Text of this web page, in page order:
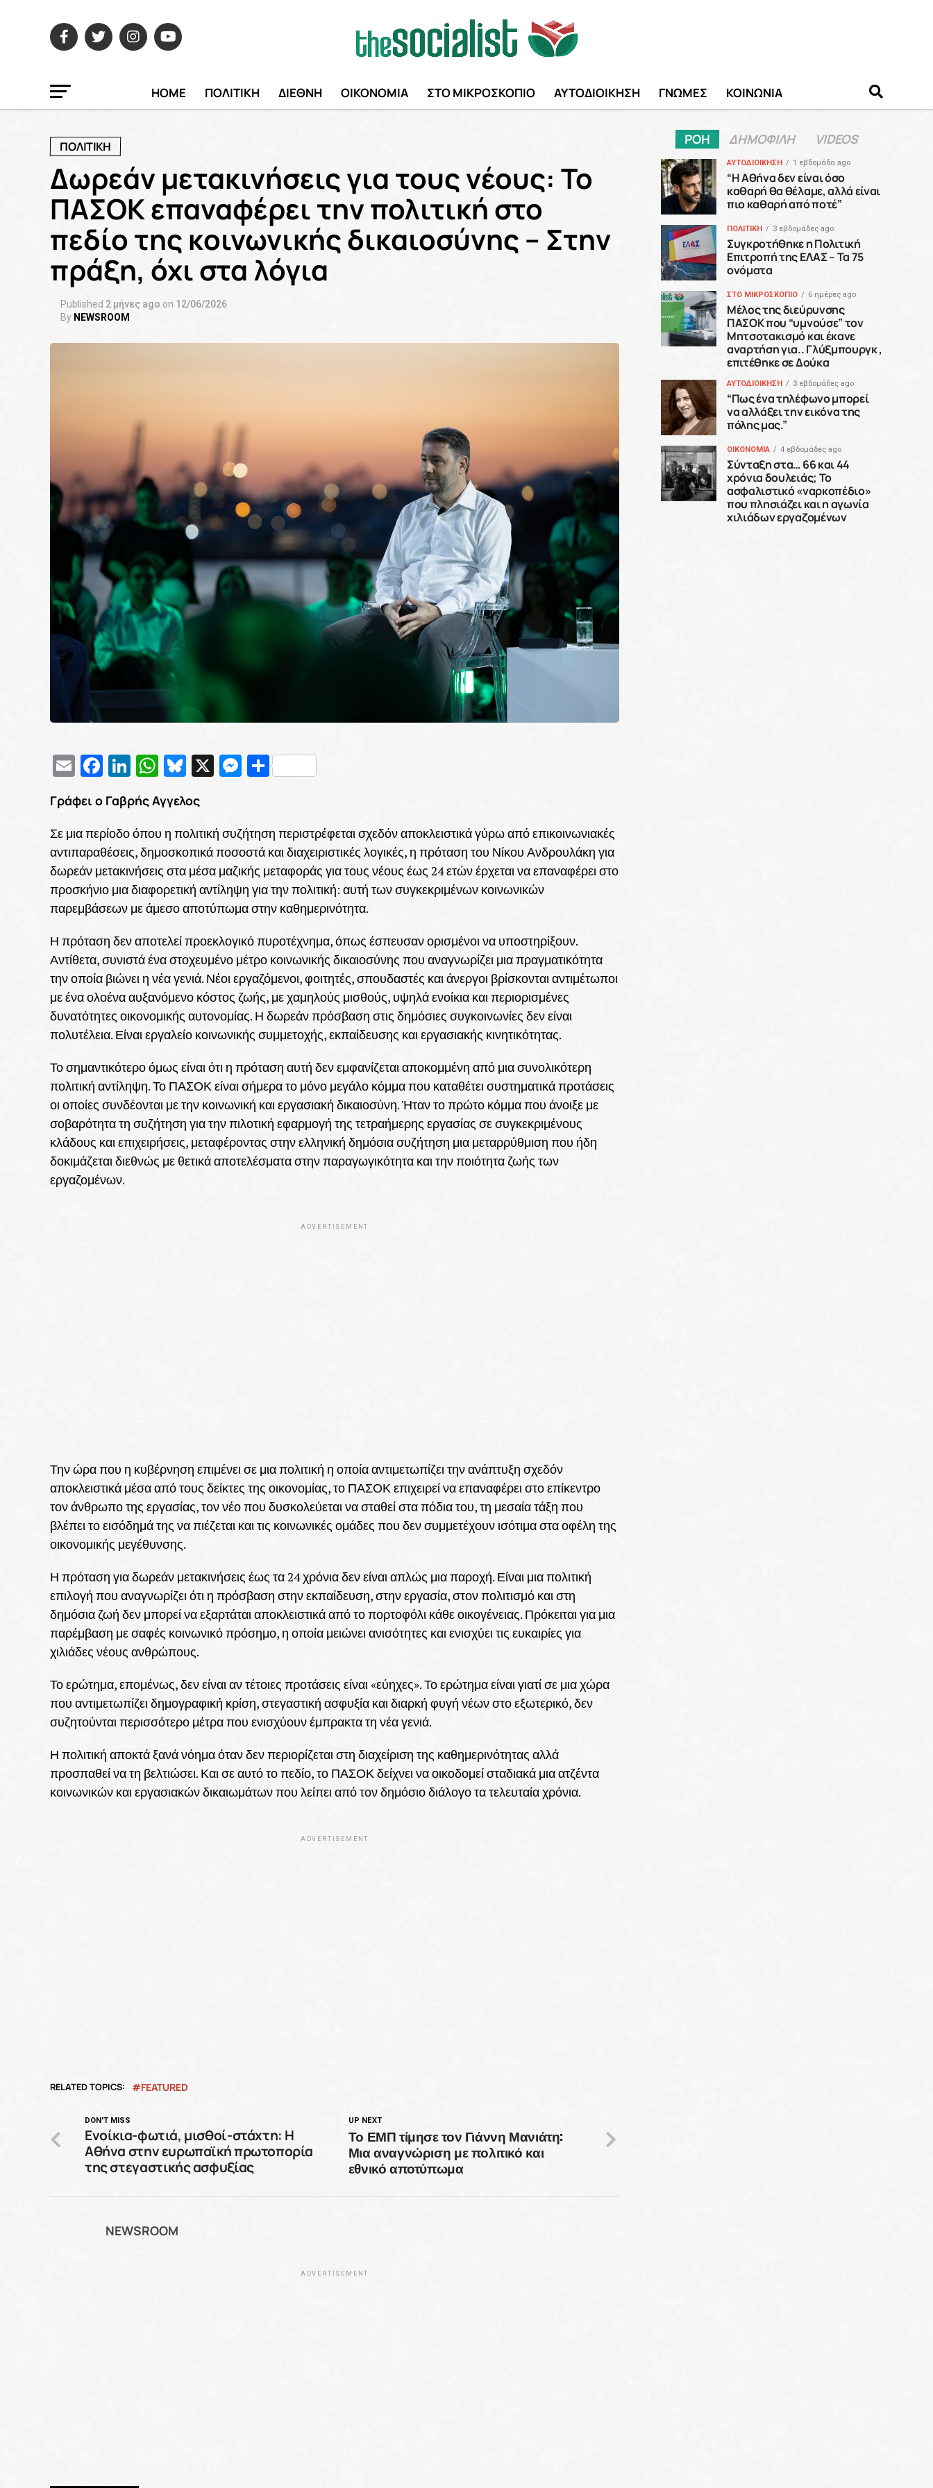
HOME ΠΟΛΙΤΙΚΗ ΔΙΕΘΝΗ ΟΙΚΟΝΟΜΙΑ ΣΤΟ ΜΙΚΡΟΣΚΟΠΙΟ ΑΥΤΟΔΙΟΙΚΗΣΗ ΓΝΩΜΕΣ ΚΟΙΝΩΝΙΑ
ΠΟΛΙΤΙΚΗ
Δωρεάν μετακινήσεις για τους νέους: Το
ΠΑΣΟΚ επαναφέρει την πολιτική στο
πεδίο της κοινωνικής δικαιοσύνης – Στην
πράξη, όχι στα λόγια
Published 2 μήνες ago on 12/06/2026
By NEWSROOM
EmailFacebook
LinkedIn
WhatsApp
Bluesky
X Messenger
Μοιραστείτε
Γράφει ο Γαβρής Αγγελος
Σε μια περίοδο όπου η πολιτική συζήτηση περιστρέφεται σχεδόν αποκλειστικά γύρω από επικοινωνιακές
αντιπαραθέσεις, δημοσκοπικά ποσοστά και διαχειριστικές λογικές, η πρόταση του Νίκου Ανδρουλάκη για
δωρεάν μετακινήσεις στα μέσα μαζικής μεταφοράς για τους νέους έως 24 ετών έρχεται να επαναφέρει στο
προσκήνιο μια διαφορετική αντίληψη για την πολιτική: αυτή των συγκεκριμένων κοινωνικών
παρεμβάσεων με άμεσο αποτύπωμα στην καθημερινότητα.
Η πρόταση δεν αποτελεί προεκλογικό πυροτέχνημα, όπως έσπευσαν ορισμένοι να υποστηρίξουν.
Αντίθετα, συνιστά ένα στοχευμένο μέτρο κοινωνικής δικαιοσύνης που αναγνωρίζει μια πραγματικότητα
την οποία βιώνει η νέα γενιά. Νέοι εργαζόμενοι, φοιτητές, σπουδαστές και άνεργοι βρίσκονται αντιμέτωποι
με ένα ολοένα αυξανόμενο κόστος ζωής, με χαμηλούς μισθούς, υψηλά ενοίκια και περιορισμένες
δυνατότητες οικονομικής αυτονομίας. Η δωρεάν πρόσβαση στις δημόσιες συγκοινωνίες δεν είναι
πολυτέλεια. Είναι εργαλείο κοινωνικής συμμετοχής, εκπαίδευσης και εργασιακής κινητικότητας.
Το σημαντικότερο όμως είναι ότι η πρόταση αυτή δεν εμφανίζεται αποκομμένη από μια συνολικότερη
πολιτική αντίληψη. Το ΠΑΣΟΚ είναι σήμερα το μόνο μεγάλο κόμμα που καταθέτει συστηματικά προτάσεις
οι οποίες συνδέονται με την κοινωνική και εργασιακή δικαιοσύνη. Ήταν το πρώτο κόμμα που άνοιξε με
σοβαρότητα τη συζήτηση για την πιλοτική εφαρμογή της τετραήμερης εργασίας σε συγκεκριμένους
κλάδους και επιχειρήσεις, μεταφέροντας στην ελληνική δημόσια συζήτηση μια μεταρρύθμιση που ήδη
δοκιμάζεται διεθνώς με θετικά αποτελέσματα στην παραγωγικότητα και την ποιότητα ζωής των
εργαζομένων.
ADVERTISEMENT
Την ώρα που η κυβέρνηση επιμένει σε μια πολιτική η οποία αντιμετωπίζει την ανάπτυξη σχεδόν
αποκλειστικά μέσα από τους δείκτες της οικονομίας, το ΠΑΣΟΚ επιχειρεί να επαναφέρει στο επίκεντρο
τον άνθρωπο της εργασίας, τον νέο που δυσκολεύεται να σταθεί στα πόδια του, τη μεσαία τάξη που
βλέπει το εισόδημά της να πιέζεται και τις κοινωνικές ομάδες που δεν συμμετέχουν ισότιμα στα οφέλη της
οικονομικής μεγέθυνσης.
Η πρόταση για δωρεάν μετακινήσεις έως τα 24 χρόνια δεν είναι απλώς μια παροχή. Είναι μια πολιτική
επιλογή που αναγνωρίζει ότι η πρόσβαση στην εκπαίδευση, στην εργασία, στον πολιτισμό και στη
δημόσια ζωή δεν μπορεί να εξαρτάται αποκλειστικά από το πορτοφόλι κάθε οικογένειας. Πρόκειται για μια
παρέμβαση με σαφές κοινωνικό πρόσημο, η οποία μειώνει ανισότητες και ενισχύει τις ευκαιρίες για
χιλιάδες νέους ανθρώπους.
Το ερώτημα, επομένως, δεν είναι αν τέτοιες προτάσεις είναι «εύηχες». Το ερώτημα είναι γιατί σε μια χώρα
που αντιμετωπίζει δημογραφική κρίση, στεγαστική ασφυξία και διαρκή φυγή νέων στο εξωτερικό, δεν
συζητούνται περισσότερο μέτρα που ενισχύουν έμπρακτα τη νέα γενιά.
Η πολιτική αποκτά ξανά νόημα όταν δεν περιορίζεται στη διαχείριση της καθημερινότητας αλλά
προσπαθεί να τη βελτιώσει. Και σε αυτό το πεδίο, το ΠΑΣΟΚ δείχνει να οικοδομεί σταδιακά μια ατζέντα
κοινωνικών και εργασιακών δικαιωμάτων που λείπει από τον δημόσιο διάλογο τα τελευταία χρόνια.
ADVERTISEMENT
RELATED TOPICS: FEATURED
UP NEXT
Το ΕΜΠ τίμησε τον Γιάννη Μανιάτη:
Μια αναγνώριση με πολιτικό και
εθνικό αποτύπωμα
DON'T MISS
Ενοίκια-φωτιά, μισθοί-στάχτη: Η
Αθήνα στην ευρωπαϊκή πρωτοπορία
της στεγαστικής ασφυξίας
NEWSROOM
ADVERTISEMENT
ΡΟΗ ΔΗΜΟΦΙΛΗ VIDEOS
ΑΥΤΟΔΙΟΙΚΗΣΗ 1 εβδομάδα ago
“H Αθήνα δεν είναι όσο
καθαρή θα θέλαμε, αλλά είναι
πιο καθαρή από ποτέ”
ΠΟΛΙΤΙΚΗ 3 εβδομάδες ago
Συγκροτήθηκε η Πολιτική
Επιτροπή της ΕΛΑΣ – Τα 75
ονόματα
ΣΤΟ ΜΙΚΡΟΣΚΟΠΙΟ 6 ημέρες ago
Μέλος της διεύρυνσης
ΠΑΣΟΚ που “υμνούσε” τον
Μητσοτακισμό και έκανε
αναρτήση για.. Γλύξμπουργκ ,
επιτέθηκε σε Δούκα
ΑΥΤΟΔΙΟΙΚΗΣΗ 3 εβδομάδες ago
“Πως ένα τηλέφωνο μπορεί
να αλλάξει την εικόνα της
πόλης μας.”
ΟΙΚΟΝΟΜΙΑ 4 εβδομάδες ago
Σύνταξη στα… 66 και 44
χρόνια δουλειάς; Το
ασφαλιστικό «ναρκοπέδιο»
που πλησιάζει και η αγωνία
χιλιάδων εργαζομένων